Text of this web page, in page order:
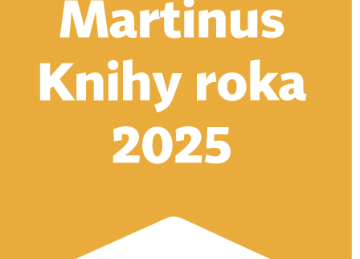
Vyhľadávanie
Vyhľadávanie